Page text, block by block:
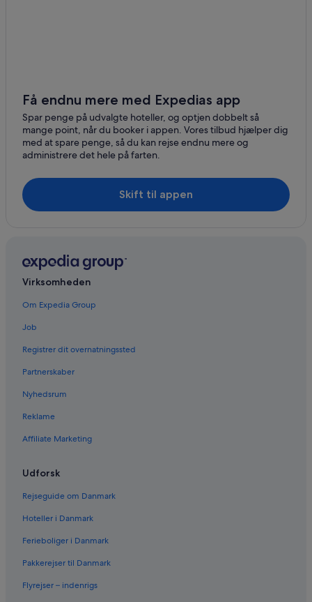
Få endnu mere med Expedias app
Spar penge på udvalgte hoteller, og optjen dobbelt så
mange point, når du booker i appen. Vores tilbud hjælper dig
med at spare penge, så du kan rejse endnu mere og
administrere det hele på farten.
Skift til appen
Virksomheden
Om Expedia Group
Job
Registrer dit overnatningssted
Partnerskaber
Nyhedsrum
Reklame
Affiliate Marketing
Udforsk
Rejseguide om Danmark
Hoteller i Danmark
Ferieboliger i Danmark
Pakkerejser til Danmark
Flyrejser – indenrigs